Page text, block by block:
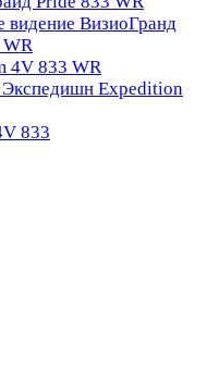
видение ВизиоГранд
4V 833 WR
Экспедишн Expedition
833